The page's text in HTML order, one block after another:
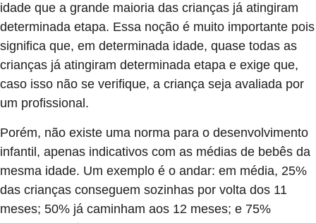
idade que a grande maioria das crianças já atingiram
determinada etapa. Essa noção é muito importante pois
significa que, em determinada idade, quase todas as
crianças já atingiram determinada etapa e exige que,
caso isso não se verifique, a criança seja avaliada por
um profissional.
Porém, não existe uma norma para o desenvolvimento
infantil, apenas indicativos com as médias de bebês da
mesma idade. Um exemplo é o andar: em média, 25%
das crianças conseguem sozinhas por volta dos 11
meses; 50% já caminham aos 12 meses; e 75%